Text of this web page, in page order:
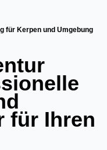
für Kerpen und Umgebung
für Ihren